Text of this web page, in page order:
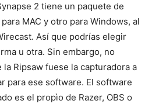
2 tiene un paquete de
MAC y otro para Windows, al
Así que podrías elegir
u otra. Sin embargo, no
la Ripsaw fuese la capturadora a
para ese software. El software
es el propìo de Razer, OBS o